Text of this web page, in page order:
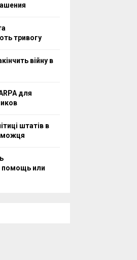
тривогу
війну в
для
штатів в
помощь или